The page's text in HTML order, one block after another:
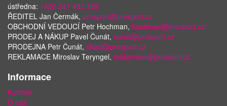
ústředna: +420 241 483 338
ŘEDITEL Jan Čermák, prosport@prosport.cz
OBCHODNÍ VEDOUCÍ Petr Hochman, hochman@prosport.cz
PRODEJ A NÁKUP Pavel Čunát, cunat@prosport.cz
PRODEJNA Petr Čunát, sklad@prosport.cz
REKLAMACE Miroslav Teryngel, reklamace@prosport.cz
Informace
Kontakt
O nás